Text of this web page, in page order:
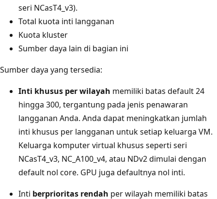
seri NCasT4_v3).
Total kuota inti langganan
Kuota kluster
Sumber daya lain di bagian ini
Sumber daya yang tersedia:
Inti khusus per wilayah memiliki batas default 24
hingga 300, tergantung pada jenis penawaran
langganan Anda. Anda dapat meningkatkan jumlah
inti khusus per langganan untuk setiap keluarga VM.
Keluarga komputer virtual khusus seperti seri
NCasT4_v3, NC_A100_v4, atau NDv2 dimulai dengan
default nol core. GPU juga defaultnya nol inti.
Inti berprioritas rendah per wilayah memiliki batas